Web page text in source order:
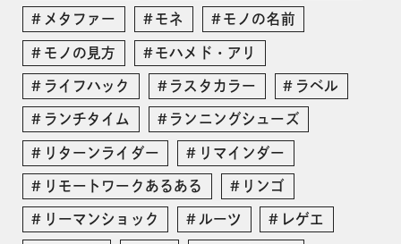
メタファー モネ モノの名前
モノの見方 モハメド・アリ
ライフハック ラスタカラー ラベル
ランチタイム ランニングシューズ
リターンライダー リマインダー
リモートワークあるある リンゴ
リーマンショック ルーツ レゲエ